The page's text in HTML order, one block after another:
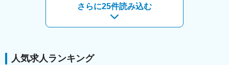
さらに25件読み込む
人気求人ランキング